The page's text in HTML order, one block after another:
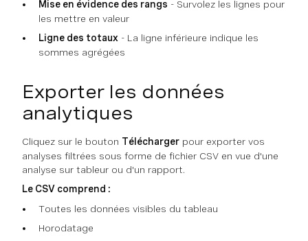
Mise en évidence des rangs - Survolez les lignes pour
les mettre en valeur
Ligne des totaux - La ligne inférieure indique les
sommes agrégées
Exporter les données
analytiques
Cliquez sur le bouton Télécharger pour exporter vos
analyses filtrées sous forme de fichier CSV en vue d'une
analyse sur tableur ou d'un rapport.
Le CSV comprend :
Toutes les données visibles du tableau
Horodatage